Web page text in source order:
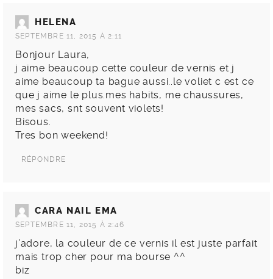
HELENA
SEPTEMBRE 11, 2015 À 2:11
Bonjour Laura,
j aime beaucoup cette couleur de vernis et j
aime beaucoup ta bague aussi..le voliet c est ce
que j aime le plus.mes habits, me chaussures,
mes sacs, snt souvent violets!
Bisous.
Tres bon weekend!
RÉPONDRE
CARA NAIL EMA
SEPTEMBRE 11, 2015 À 2:46
j’adore, la couleur de ce vernis il est juste parfait
mais trop cher pour ma bourse ^^
biz